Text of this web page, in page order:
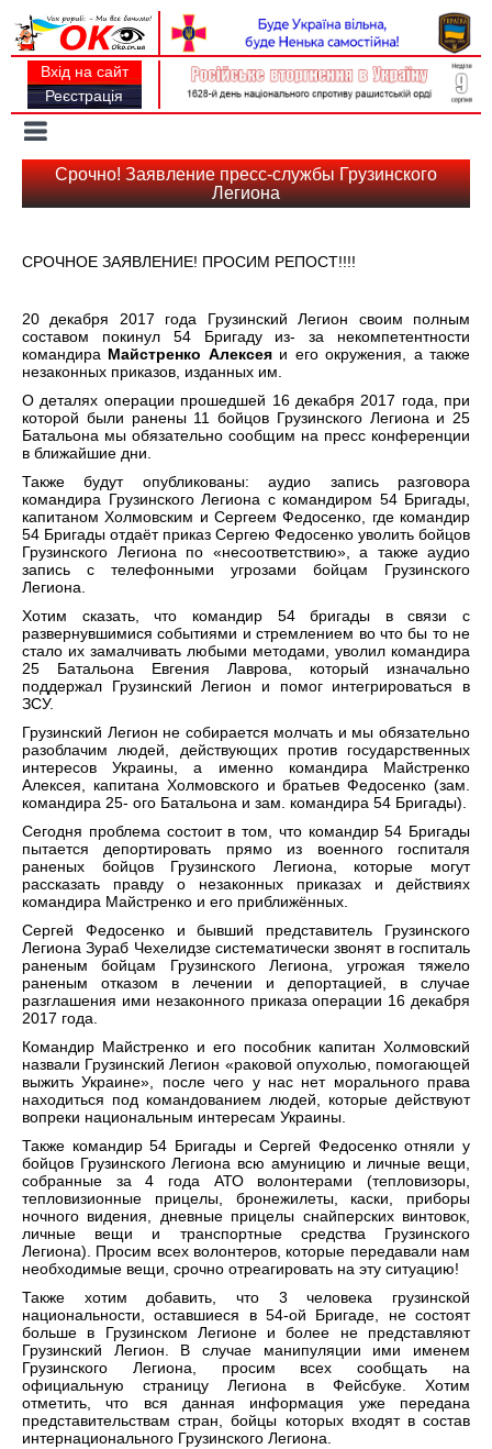
Вхід на сайт
Реєстрація
navigation
Срочно! Заявление пресс-службы Грузинского
Легиона
СРОЧНОЕ ЗАЯВЛЕНИЕ! ПРОСИМ РЕПОСТ!!!!
20 декабря 2017 года Грузинский Легион своим полным
составом покинул 54 Бригаду из- за некомпетентности
командира Майстренко Алексеяи его окружения, а также
незаконных приказов, изданных им.
О деталях операции прошедшей 16 декабря 2017 года, при
которой были ранены 11 бойцов Грузинского Легиона и 25
Батальона мы обязательно сообщим на пресс конференции
в ближайшие дни.
Также будут опубликованы: аудио запись разговора
командира Грузинского Легиона с командиром 54 Бригады,
капитаном Холмовским и Сергеем Федосенко, где командир
54 Бригады отдаёт приказ Сергею Федосенко уволить бойцов
Грузинского Легиона по «несоответствию», а также аудио
запись с телефонными угрозами бойцам Грузинского
Легиона.
Хотим сказать, что командир 54 бригады в связи с
развернувшимися событиями и стремлением во что бы то не
стало их замалчивать любыми методами, уволил командира
25 Батальона Евгения Лаврова, который изначально
поддержал Грузинский Легион и помог интегрироваться в
ЗСУ.
Грузинский Легион не собирается молчать и мы обязательно
разоблачим людей, действующих против государственных
интересов Украины, а именно командира Майстренко
Алексея, капитана Холмовского и братьев Федосенко (зам.
командира 25- ого Батальона и зам. командира 54 Бригады).
Сегодня проблема состоит в том, что командир 54 Бригады
пытается депортировать прямо из военного госпиталя
раненых бойцов Грузинского Легиона, которые могут
рассказать правду о незаконных приказах и действиях
командира Майстренко и его приближённых.
Сергей Федосенко и бывший представитель Грузинского
Легиона Зураб Чехелидзе систематически звонят в госпиталь
раненым бойцам Грузинского Легиона, угрожая тяжело
раненым отказом в лечении и депортацией, в случае
разглашения ими незаконного приказа операции 16 декабря
2017 года.
Командир Майстренко и его пособник капитан Холмовский
назвали Грузинский Легион «раковой опухолью, помогающей
выжить Украине», после чего у нас нет морального права
находиться под командованием людей, которые действуют
вопреки национальным интересам Украины.
Также командир 54 Бригады и Сергей Федосенко отняли у
бойцов Грузинского Легиона всю амуницию и личные вещи,
собранные за 4 года АТО волонтерами (тепловизоры,
тепловизионные прицелы, бронежилеты, каски, приборы
ночного видения, дневные прицелы снайперских винтовок,
личные вещи и транспортные средства Грузинского
Легиона). Просим всех волонтеров, которые передавали нам
необходимые вещи, срочно отреагировать на эту ситуацию!
Также хотим добавить, что 3 человека грузинской
национальности, оставшиеся в 54-ой Бригаде, не состоят
больше в Грузинском Легионе и более не представляют
Грузинский Легион. В случае манипуляции ими именем
Грузинского Легиона, просим всех сообщать на
официальную страницу Легиона в Фейсбуке. Хотим
отметить, что вся данная информация уже передана
представительствам стран, бойцы которых входят в состав
интернационального Грузинского Легиона.